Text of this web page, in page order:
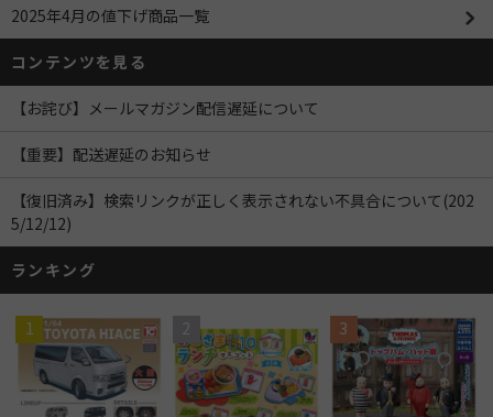
2025年4月の値下げ商品一覧
コンテンツを見る
【お詫び】メールマガジン配信遅延について
【重要】配送遅延のお知らせ
【復旧済み】検索リンクが正しく表示されない不具合について(202
5/12/12)
ランキング
1 2 3